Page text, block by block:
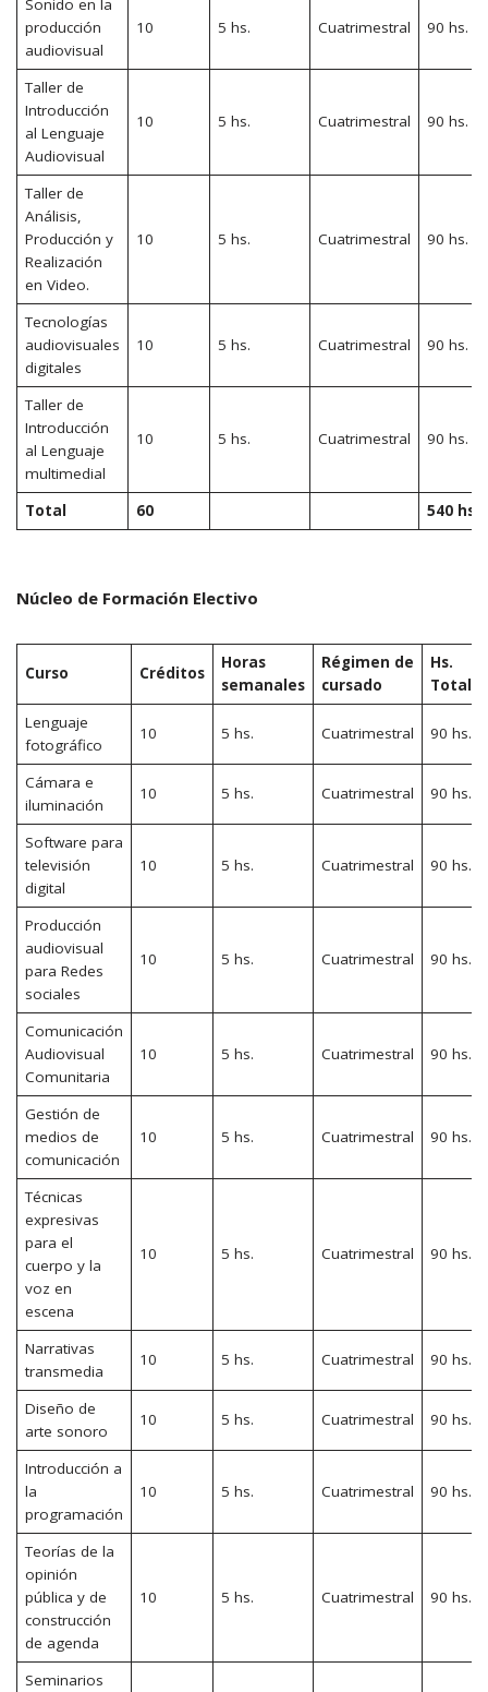
Sonido en la
producción
audiovisual
10 5 hs. Cuatrimestral 90 hs.
Taller de
Introducción
al Lenguaje
Audiovisual
10 5 hs. Cuatrimestral 90 hs.
Taller de
Análisis,
Producción y
Realización
en Video.
10 5 hs. Cuatrimestral 90 hs.
Tecnologías
audiovisuales
digitales
10 5 hs. Cuatrimestral 90 hs.
Taller de
Introducción
al Lenguaje
multimedial
10 5 hs. Cuatrimestral 90 hs.
Total 60 540 hs.
Núcleo de Formación Electivo
Curso Créditos
Horas
semanales
Régimen de
cursado
Hs.
Totales
Lenguaje
fotográfico
10 5 hs. Cuatrimestral 90 hs.
Cámara e
iluminación
10 5 hs. Cuatrimestral 90 hs.
Software para
televisión
digital
10 5 hs. Cuatrimestral 90 hs.
Producción
audiovisual
para Redes
sociales
10 5 hs. Cuatrimestral 90 hs.
Comunicación
Audiovisual
Comunitaria
10 5 hs. Cuatrimestral 90 hs.
Gestión de
medios de
comunicación
10 5 hs. Cuatrimestral 90 hs.
Técnicas
expresivas
para el
cuerpo y la
voz en
escena
10 5 hs. Cuatrimestral 90 hs.
Narrativas
transmedia
10 5 hs. Cuatrimestral 90 hs.
Diseño de
arte sonoro
10 5 hs. Cuatrimestral 90 hs.
Introducción a
la
programación
10 5 hs. Cuatrimestral 90 hs.
Teorías de la
opinión
pública y de
construcción
de agenda
10 5 hs. Cuatrimestral 90 hs.
Seminarios